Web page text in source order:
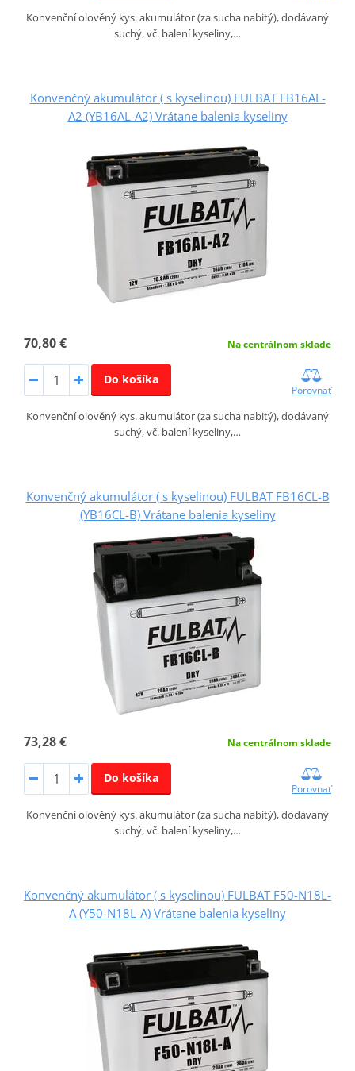
Konvenční olověný kys. akumulátor (za sucha nabitý), dodávaný
suchý, vč. balení kyseliny,…
Konvenčný akumulátor ( s kyselinou) FULBAT FB16AL-
A2 (YB16AL-A2) Vrátane balenia kyseliny
70,80 € Na centrálnom sklade
Do košíka
Porovnať
Konvenční olověný kys. akumulátor (za sucha nabitý), dodávaný
suchý, vč. balení kyseliny,…
Konvenčný akumulátor ( s kyselinou) FULBAT FB16CL-B
(YB16CL-B) Vrátane balenia kyseliny
73,28 € Na centrálnom sklade
Do košíka
Porovnať
Konvenční olověný kys. akumulátor (za sucha nabitý), dodávaný
suchý, vč. balení kyseliny,…
Konvenčný akumulátor ( s kyselinou) FULBAT F50-N18L-
A (Y50-N18L-A) Vrátane balenia kyseliny